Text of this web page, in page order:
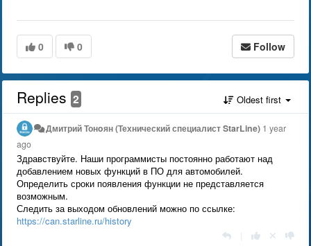
0 0 Follow
Replies 2 Oldest first
Дмитрий Тонoян (Технический специалист StarLine) 1 year
ago
Здравствуйте. Наши программисты постоянно работают над
добавлением новых функций в ПО для автомобилей.
Определить сроки появления функции не представляется
возможным.
Следить за выходом обновлений можно по ссылке:
https://can.starline.ru/history